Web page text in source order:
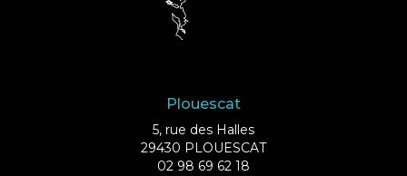
Plouescat
5, rue des Halles
29430 PLOUESCAT
02 98 69 62 18